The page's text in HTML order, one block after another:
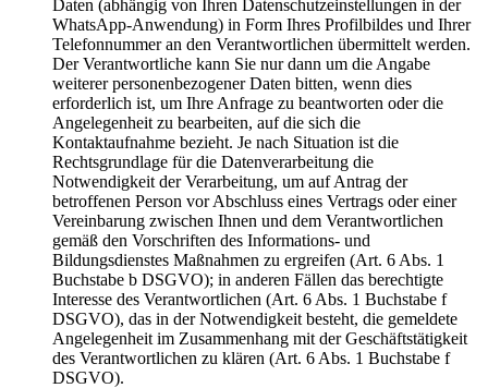
Daten (abhängig von Ihren Datenschutzeinstellungen in der
WhatsApp-Anwendung) in Form Ihres Profilbildes und Ihrer
Telefonnummer an den Verantwortlichen übermittelt werden.
Der Verantwortliche kann Sie nur dann um die Angabe
weiterer personenbezogener Daten bitten, wenn dies
erforderlich ist, um Ihre Anfrage zu beantworten oder die
Angelegenheit zu bearbeiten, auf die sich die
Kontaktaufnahme bezieht. Je nach Situation ist die
Rechtsgrundlage für die Datenverarbeitung die
Notwendigkeit der Verarbeitung, um auf Antrag der
betroffenen Person vor Abschluss eines Vertrags oder einer
Vereinbarung zwischen Ihnen und dem Verantwortlichen
gemäß den Vorschriften des Informations- und
Bildungsdienstes Maßnahmen zu ergreifen (Art. 6 Abs. 1
Buchstabe b DSGVO); in anderen Fällen das berechtigte
Interesse des Verantwortlichen (Art. 6 Abs. 1 Buchstabe f
DSGVO), das in der Notwendigkeit besteht, die gemeldete
Angelegenheit im Zusammenhang mit der Geschäftstätigkeit
des Verantwortlichen zu klären (Art. 6 Abs. 1 Buchstabe f
DSGVO).